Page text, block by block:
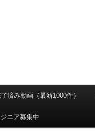
済み動画（最新1000件）
ニア募集中